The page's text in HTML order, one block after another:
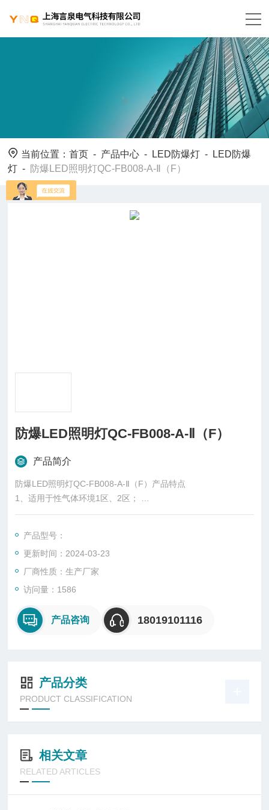
当前位置：首页 - 产品中心 - LED防爆灯 -
LED防爆
灯 - 防爆LED照明灯QC-FB008-A-Ⅱ（F）
防爆LED照明灯QC-FB008-A-Ⅱ（F）
产品简介
防爆LED照明灯QC-FB008-A-Ⅱ（F）产品特点
1、适用于性气体环境1区、2区；
2、适用于IIA、IIB、IIC级性气体环境；
4、适用于石油采炼、储存、化工、医药设施等性危险环境；
5、用作厂区或道路照明；
产品型号：
更新时间：2024-03-23
厂商性质：生产厂家
访问量：1586
产品咨询 18019101116
产品分类
PRODUCT CLASSIFICATION
相关文章
RELATED ARTICLES